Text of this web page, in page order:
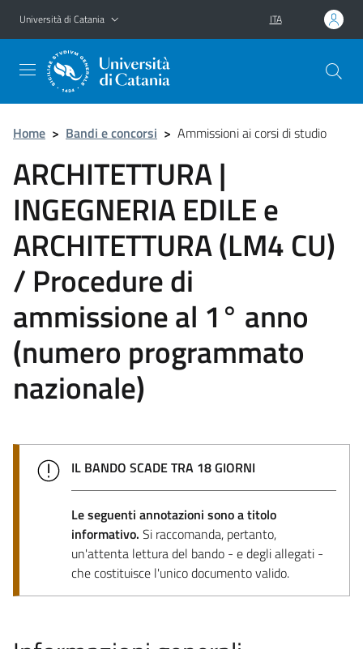
Vai al contenuto principale
Vai al menu di navigazione
Università di Catania ITA
Home > Bandi e concorsi > Ammissioni ai corsi di studio
ARCHITETTURA |
INGEGNERIA EDILE e
ARCHITETTURA (LM4 CU)
/ Procedure di
ammissione al 1° anno
(numero programmato
nazionale)
IL BANDO SCADE TRA 18 GIORNI
Le seguenti annotazioni sono a titolo
informativo. Si raccomanda, pertanto,
un'attenta lettura del bando - e degli allegati -
che costituisce l'unico documento valido.